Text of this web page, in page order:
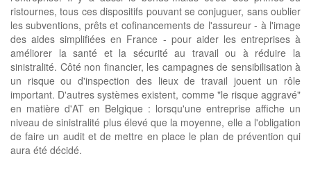
ristournes, tous ces dispositifs pouvant se conjuguer, sans oublier
les subventions, prêts et cofinancements de l'assureur - à l'image
des aides simplifiées en France - pour aider les entreprises à
améliorer la santé et la sécurité au travail ou à réduire la
sinistralité. Côté non financier, les campagnes de sensibilisation à
un risque ou d'inspection des lieux de travail jouent un rôle
important. D'autres systèmes existent, comme "le risque aggravé"
en matière d'AT en Belgique : lorsqu'une entreprise affiche un
niveau de sinistralité plus élevé que la moyenne, elle a l'obligation
de faire un audit et de mettre en place le plan de prévention qui
aura été décidé.